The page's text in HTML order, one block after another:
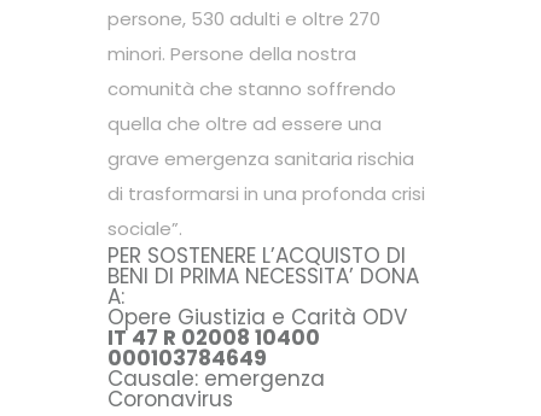
persone, 530 adulti e oltre 270
minori. Persone della nostra
comunità che stanno soffrendo
quella che oltre ad essere una
grave emergenza sanitaria rischia
di trasformarsi in una profonda crisi
sociale”.
PER SOSTENERE L’ACQUISTO DI
BENI DI PRIMA NECESSITA’ DONA
A:
Opere Giustizia e Carità ODV
IT 47 R 02008 10400
000103784649
Causale: emergenza
Coronavirus